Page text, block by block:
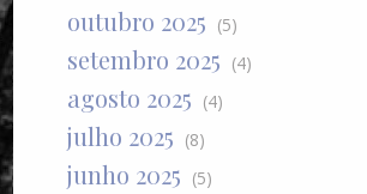
outubro 2025 (5)
setembro 2025 (4)
agosto 2025 (4)
julho 2025 (8)
junho 2025 (5)